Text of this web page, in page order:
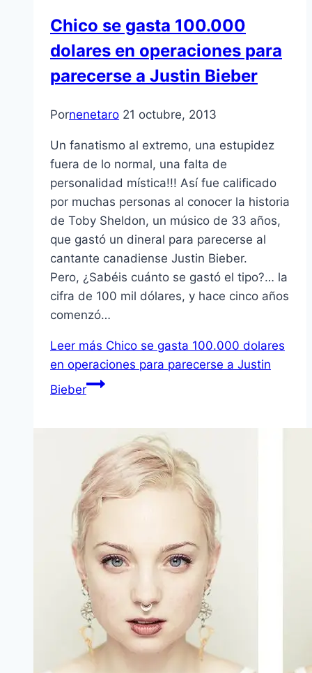
Chico se gasta 100.000
dolares en operaciones para
parecerse a Justin Bieber
Pornenetaro 21 octubre, 2013
Un fanatismo al extremo, una estupidez
fuera de lo normal, una falta de
personalidad mística!!! Así fue calificado
por muchas personas al conocer la historia
de Toby Sheldon, un músico de 33 años,
que gastó un dineral para parecerse al
cantante canadiense Justin Bieber.
Pero, ¿Sabéis cuánto se gastó el tipo?… la
cifra de 100 mil dólares, y hace cinco años
comenzó…
Leer más Chico se gasta 100.000 dolares
en operaciones para parecerse a Justin
Bieber